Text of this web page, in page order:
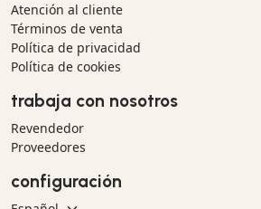
Atención al cliente
Términos de venta
Política de privacidad
Política de cookies
trabaja con nosotros
Revendedor
Proveedores
configuración